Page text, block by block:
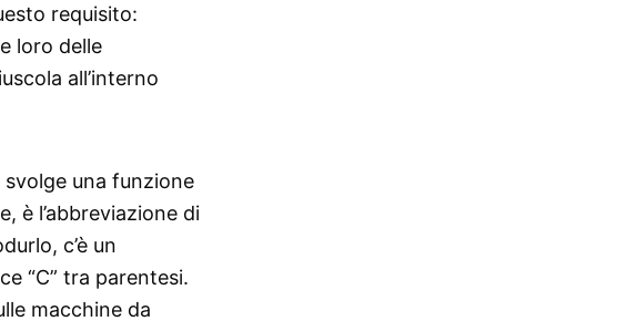
requisito:
loro delle
all’interno
una funzione
è l’abbreviazione di
c’è un
“C” tra parentesi.
macchine da